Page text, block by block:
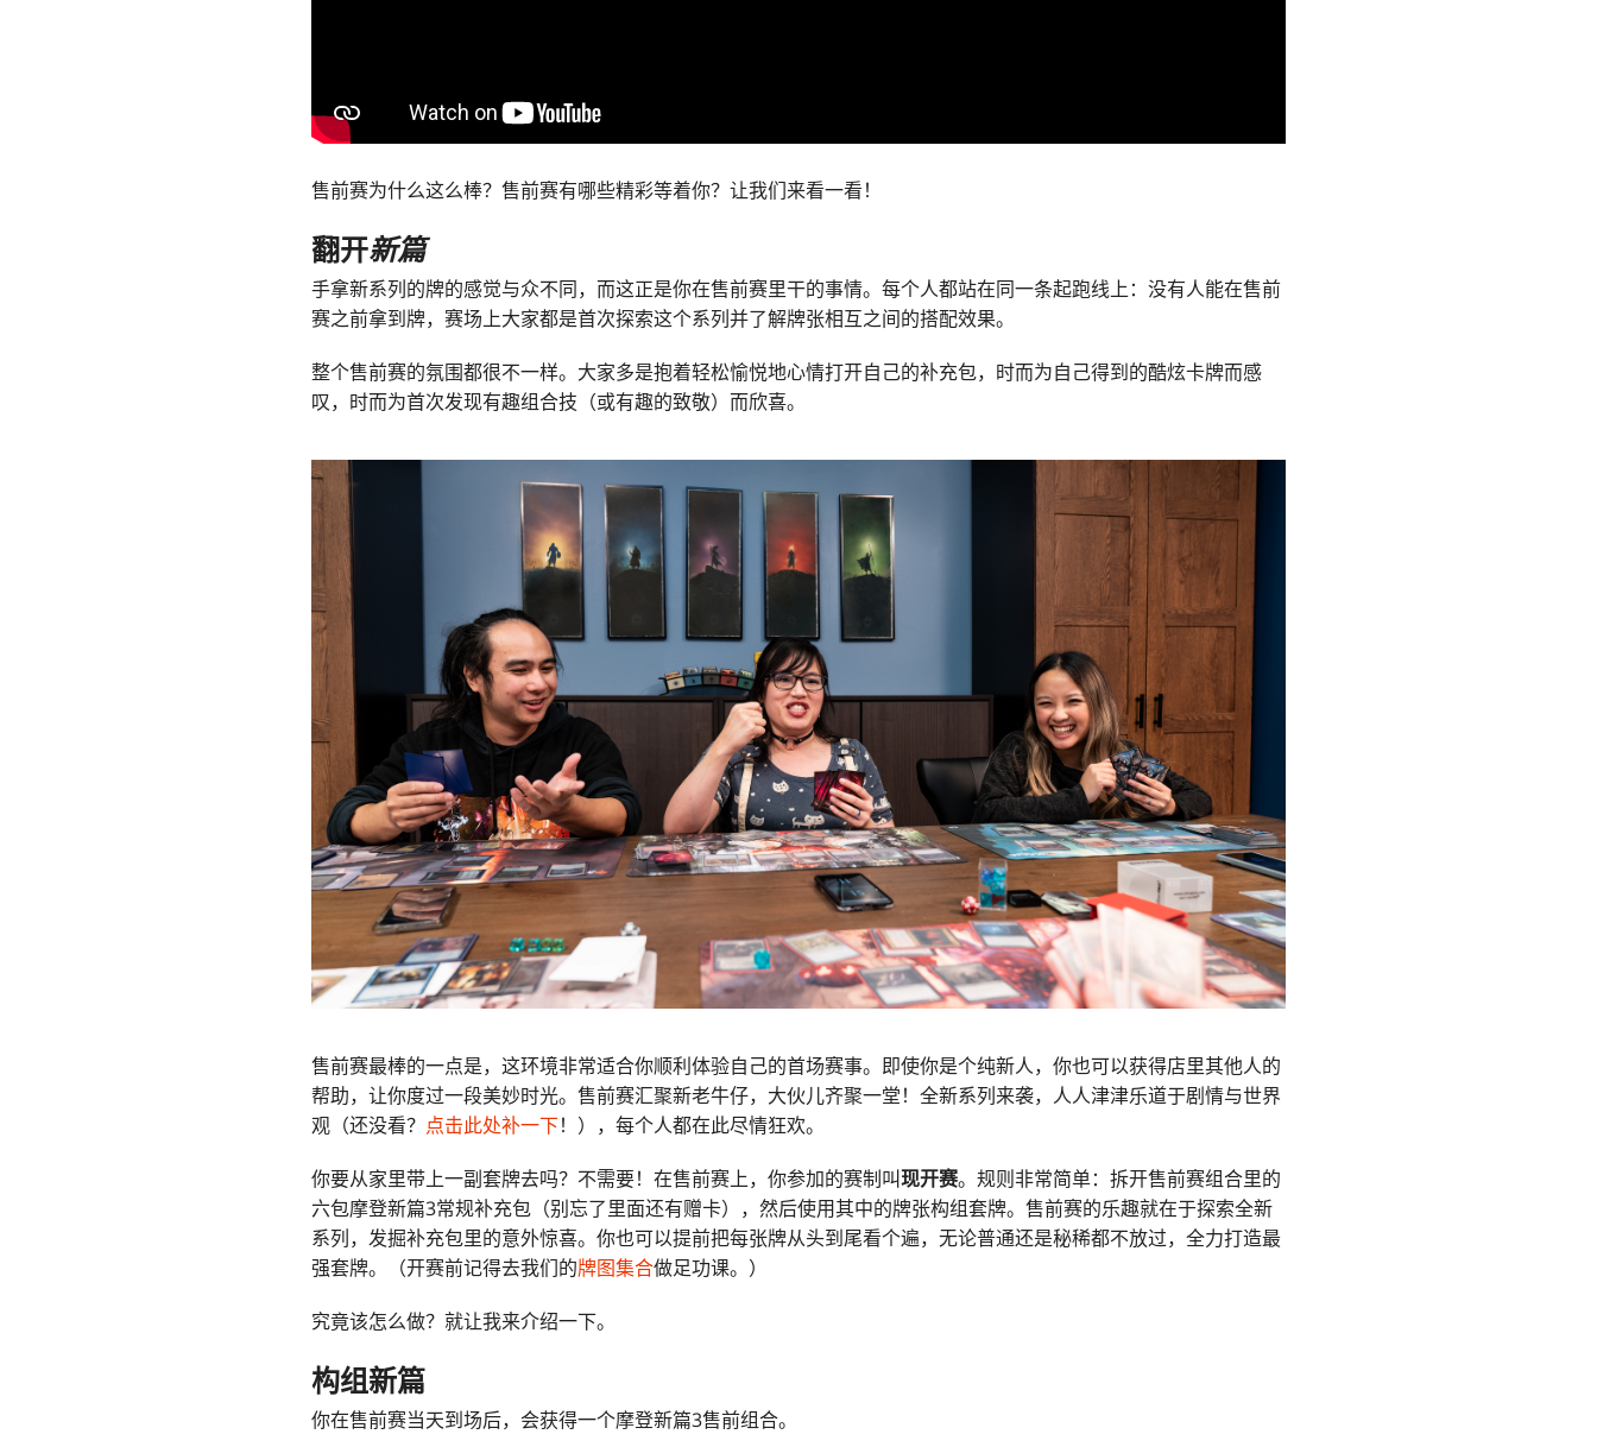
售前赛为什么这么棒？售前赛有哪些精彩等着你？让我们来看一看！
翻开新篇
手拿新系列的牌的感觉与众不同，而这正是你在售前赛里干的事情。每个人都站在同一条起跑线上：没有人能在售前
赛之前拿到牌，赛场上大家都是首次探索这个系列并了解牌张相互之间的搭配效果。
整个售前赛的氛围都很不一样。大家多是抱着轻松愉悦地心情打开自己的补充包，时而为自己得到的酷炫卡牌而感
叹，时而为首次发现有趣组合技（或有趣的致敬）而欣喜。
售前赛最棒的一点是，这环境非常适合你顺利体验自己的首场赛事。即使你是个纯新人，你也可以获得店里其他人的
帮助，让你度过一段美妙时光。售前赛汇聚新老牛仔，大伙儿齐聚一堂！全新系列来袭，人人津津乐道于剧情与世界
观（还没看？ 点击此处补一下！），每个人都在此尽情狂欢。
你要从家里带上一副套牌去吗？不需要！在售前赛上，你参加的赛制叫现开赛。规则非常简单：拆开售前赛组合里的
六包摩登新篇3常规补充包（别忘了里面还有赠卡），然后使用其中的牌张构组套牌。售前赛的乐趣就在于探索全新
系列，发掘补充包里的意外惊喜。你也可以提前把每张牌从头到尾看个遍，无论普通还是秘稀都不放过，全力打造最
强套牌。（开赛前记得去我们的牌图集合做足功课。）
究竟该怎么做？就让我来介绍一下。
构组新篇
你在售前赛当天到场后，会获得一个摩登新篇3售前组合。